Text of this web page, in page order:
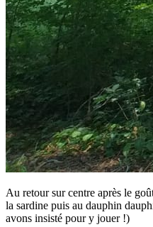
Au retour sur centre après le
la sardine puis au dauphin
avons insisté pour y jouer !)